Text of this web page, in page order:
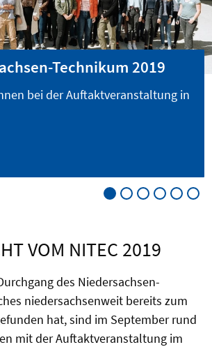
Technikum 2019
bei der Auftaktveranstaltung in
VOM NITEC 2019
des Niedersachsen-
niedersachsenweit bereits zum
hat, sind im September rund
mit der Auftaktveranstaltung im